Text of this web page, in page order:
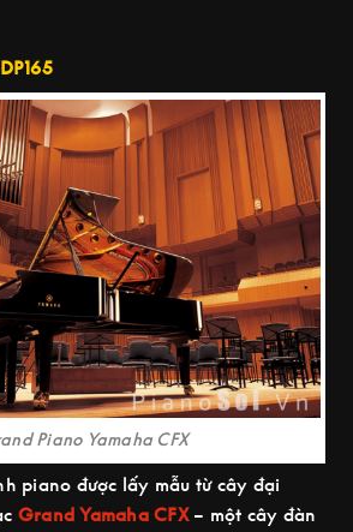
Piano Yamaha CFX
piano được lấy mẫu từ cây đại
Grand Yamaha CFX– một cây đàn